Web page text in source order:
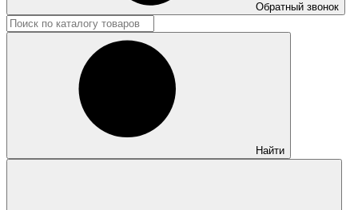
Обратный звонок
Найти